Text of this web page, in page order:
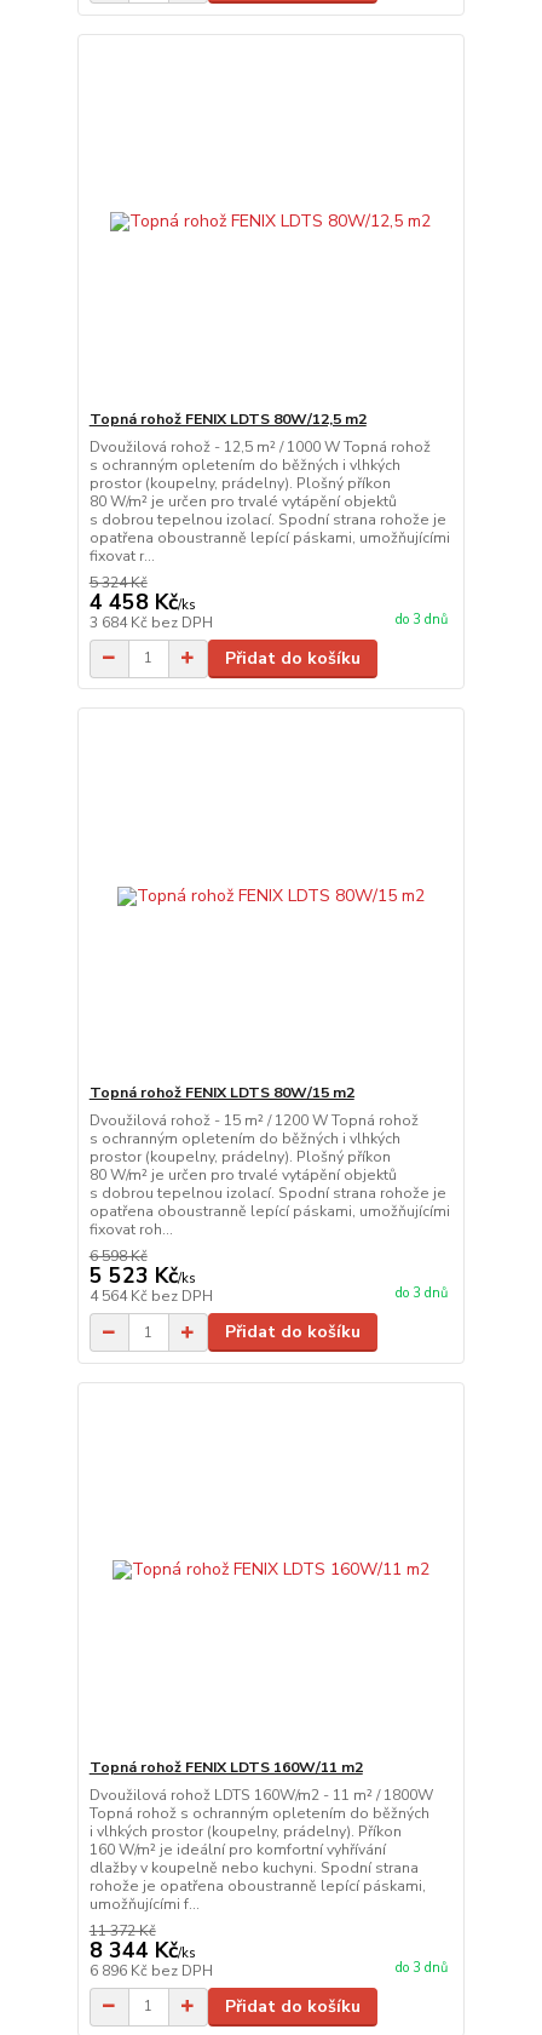
Topná rohož FENIX LDTS 80W/12,5 m2
Dvoužilová rohož - 12,5 m² / 1000 W Topná rohož
s ochranným opletením do běžných i vlhkých
prostor (koupelny, prádelny). Plošný příkon
80 W/m² je určen pro trvalé vytápění objektů
s dobrou tepelnou izolací. Spodní strana rohože je
opatřena oboustranně lepící páskami, umožňujícími
fixovat r...
5 324 Kč
4 458 Kč/ks
3 684 Kč bez DPH do 3 dnů
Přidat do košíku
Topná rohož FENIX LDTS 80W/15 m2
Dvoužilová rohož - 15 m² / 1200 W Topná rohož
s ochranným opletením do běžných i vlhkých
prostor (koupelny, prádelny). Plošný příkon
80 W/m² je určen pro trvalé vytápění objektů
s dobrou tepelnou izolací. Spodní strana rohože je
opatřena oboustranně lepící páskami, umožňujícími
fixovat roh...
6 598 Kč
5 523 Kč/ks
4 564 Kč bez DPH do 3 dnů
Přidat do košíku
Topná rohož FENIX LDTS 160W/11 m2
Dvoužilová rohož LDTS 160W/m2 - 11 m² / 1800W
Topná rohož s ochranným opletením do běžných
i vlhkých prostor (koupelny, prádelny). Příkon
160 W/m² je ideální pro komfortní vyhřívání
dlažby v koupelně nebo kuchyni. Spodní strana
rohože je opatřena oboustranně lepící páskami,
umožňujícími f...
11 372 Kč
8 344 Kč/ks
6 896 Kč bez DPH do 3 dnů
Přidat do košíku